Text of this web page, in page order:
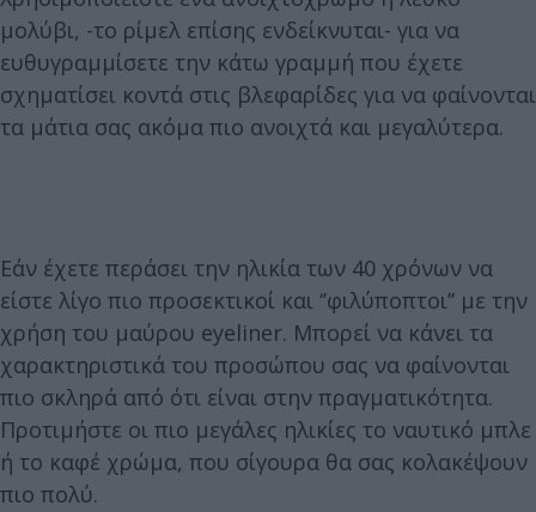
μολύβι, -το ρίμελ επίσης ενδείκνυται- για να
ευθυγραμμίσετε την κάτω γραμμή που έχετε
σχηματίσει κοντά στις βλεφαρίδες για να φαίνονται
τα μάτια σας ακόμα πιο ανοιχτά και μεγαλύτερα.
Εάν έχετε περάσει την ηλικία των 40 χρόνων να
είστε λίγο πιο προσεκτικοί και ‘’φιλύποπτοι’’ με την
χρήση του μαύρου eyeliner. Μπορεί να κάνει τα
χαρακτηριστικά του προσώπου σας να φαίνονται
πιο σκληρά από ότι είναι στην πραγματικότητα.
Προτιμήστε οι πιο μεγάλες ηλικίες το ναυτικό μπλε
ή το καφέ χρώμα, που σίγουρα θα σας κολακέψουν
πιο πολύ.